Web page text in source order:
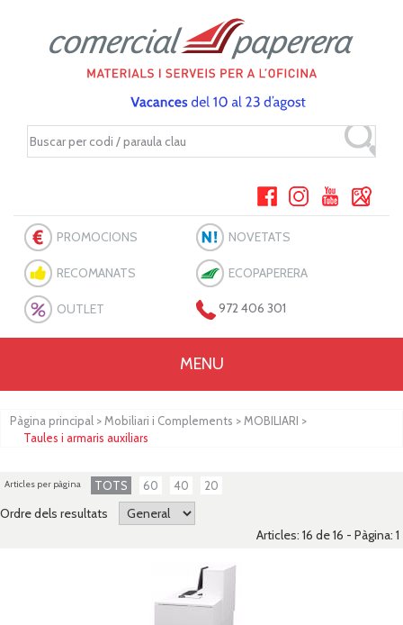
PROMOCIONS NOVETATS
RECOMANATS ECOPAPERERA
OUTLET 972 406 301
MENU
Pàgina principal > Mobiliari i Complements > MOBILIARI >
Taules i armaris auxiliars
Articles per pàgina TOTS 60 40 20
Ordre dels resultats
Articles: 16 de 16 - Pàgina: 1